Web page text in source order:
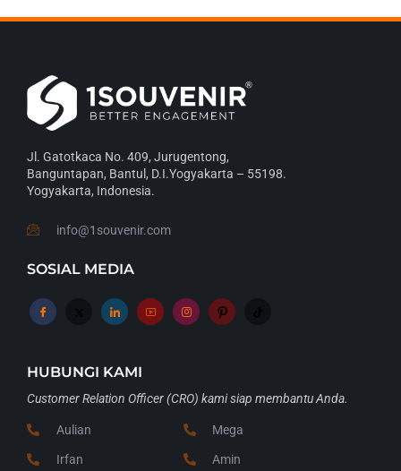
Jl. Gatotkaca No. 409, Jurugentong,
Banguntapan, Bantul, D.I.Yogyakarta – 55198.
Yogyakarta, Indonesia.
info@1souvenir.com
SOSIAL MEDIA
HUBUNGI KAMI
Customer Relation Officer (CRO) kami siap membantu Anda.
Aulian
Irfan
Mega
Amin